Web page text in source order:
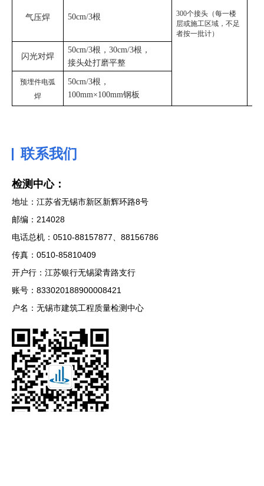
300个接头（每一楼
层或施工区域，不足
者按一批计）
气压焊 50cm/3根
闪光对焊
50cm/3根，30cm/3根，
接头处打磨平整
预埋件电弧
焊
50cm/3根，
100mm×100mm钢板
联系我们
检测中心：
地址：江苏省无锡市新区新辉环路8号
邮编：214028
电话总机：0510-88157877、88156786
传真：0510-85810409
开户行：江苏银行无锡梁青路支行
账号：833020188900008421
户名：无锡市建筑工程质量检测中心